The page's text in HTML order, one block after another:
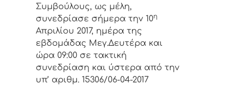
Συμβoύλoυς, ως μέλη,
συvεδρίασε σήμερα τηv 10η
Απριλίου 2017, ημέρα της
εβδoμάδας Μεγ.Δευτέρα και
ώρα 09:00 σε τακτική
συvεδρίαση και ύστερα από τηv
υπ’ αριθμ. 15306/06-04-2017